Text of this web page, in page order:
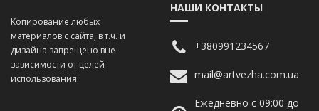
Копирование любых
материалов с сайта, в т.ч. и
дизайна запрещено вне
зависимости от целей
использования.
НАШИ КОНТАКТЫ
+380991234567
mail@artvezha.com.ua
Ежедневно с 09:00 до